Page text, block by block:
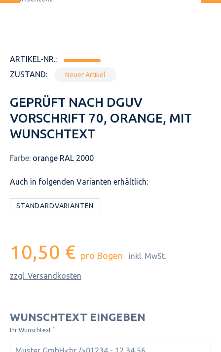
ARTIKEL-NR.:
ZUSTAND:
Neuer Artikel
GEPRÜFT NACH DGUV
VORSCHRIFT 70, ORANGE, MIT
WUNSCHTEXT
Farbe: orange RAL 2000
Auch in folgenden Varianten erhältlich:
STANDARDVARIANTEN
10,50 € pro Bogen inkl. MwSt.
zzgl. Versandkosten
WUNSCHTEXT EINGEBEN
Ihr Wunschtext *